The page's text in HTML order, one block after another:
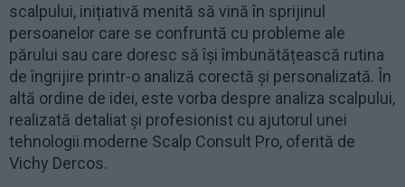
scalpului, inițiativă menită să vină în sprijinul
persoanelor care se confruntă cu probleme ale
părului sau care doresc să își îmbunătățească rutina
de îngrijire printr-o analiză corectă și personalizată. În
altă ordine de idei, este vorba despre analiza scalpului,
realizată detaliat și profesionist cu ajutorul unei
tehnologii moderne Scalp Consult Pro, oferită de
Vichy Dercos.